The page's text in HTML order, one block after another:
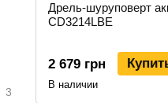
Дрель-шуруповерт
CD3214LBE
2 679 грн
В наличии
3